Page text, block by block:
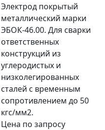
Электрод покрытый
металлический марки
ЭБОК-46.00. Для сварки
ответственных
конструкций из
углеродистых и
низколегированных
сталей с временным
сопротивлением до 50
кгс/мм2.
Цена по запросу